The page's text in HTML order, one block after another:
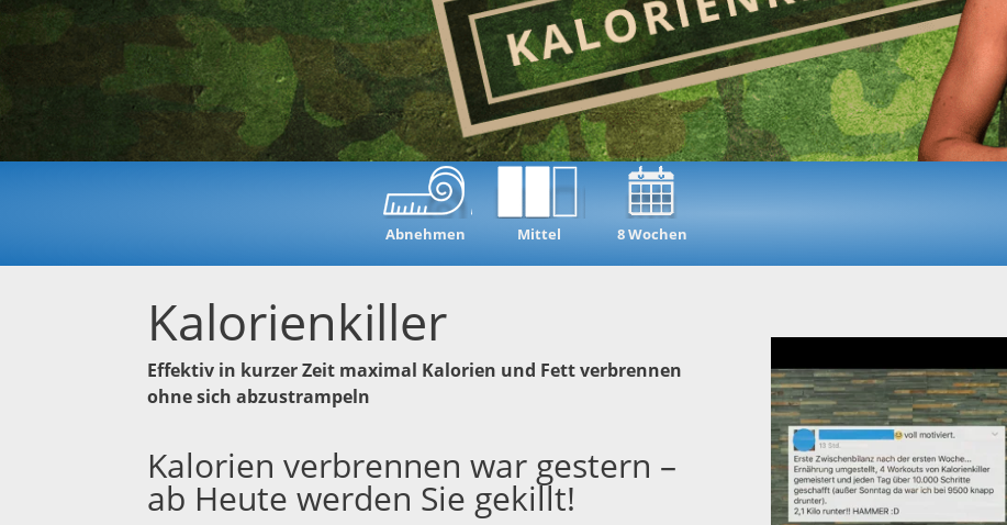
Abnehmen Mittel 8 Wochen
Kalorienkiller
Effektiv in kurzer Zeit maximal Kalorien und Fett verbrennen
ohne sich abzustrampeln
Kalorien verbrennen war gestern –
ab Heute werden Sie gekillt!